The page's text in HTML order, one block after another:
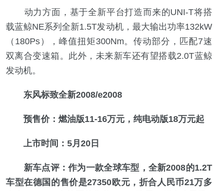
动力方面，基于全新平台打造而来的UNI-T将搭
载蓝鲸NE系列全新1.5T发动机，最大输出功率132kW
（180Ps），峰值扭矩300Nm。传动部分，匹配7速
双离合变速箱。此外，未来新车还有望搭载2.0T蓝鲸
发动机。
东风标致全新2008/e2008
预售价：燃油版11-16万元，纯电动版18万元起
上市时间：5月20日
新车点评：作为一款全球车型，全新2008的1.2T
车型在德国的售价是27350欧元，折合人民币21万多